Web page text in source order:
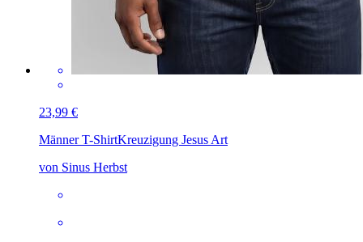
23,99 €
Männer T-ShirtKreuzigung Jesus Art
von Sinus Herbst